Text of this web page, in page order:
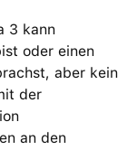
3 kann
oder einen
aber kein
der
an den